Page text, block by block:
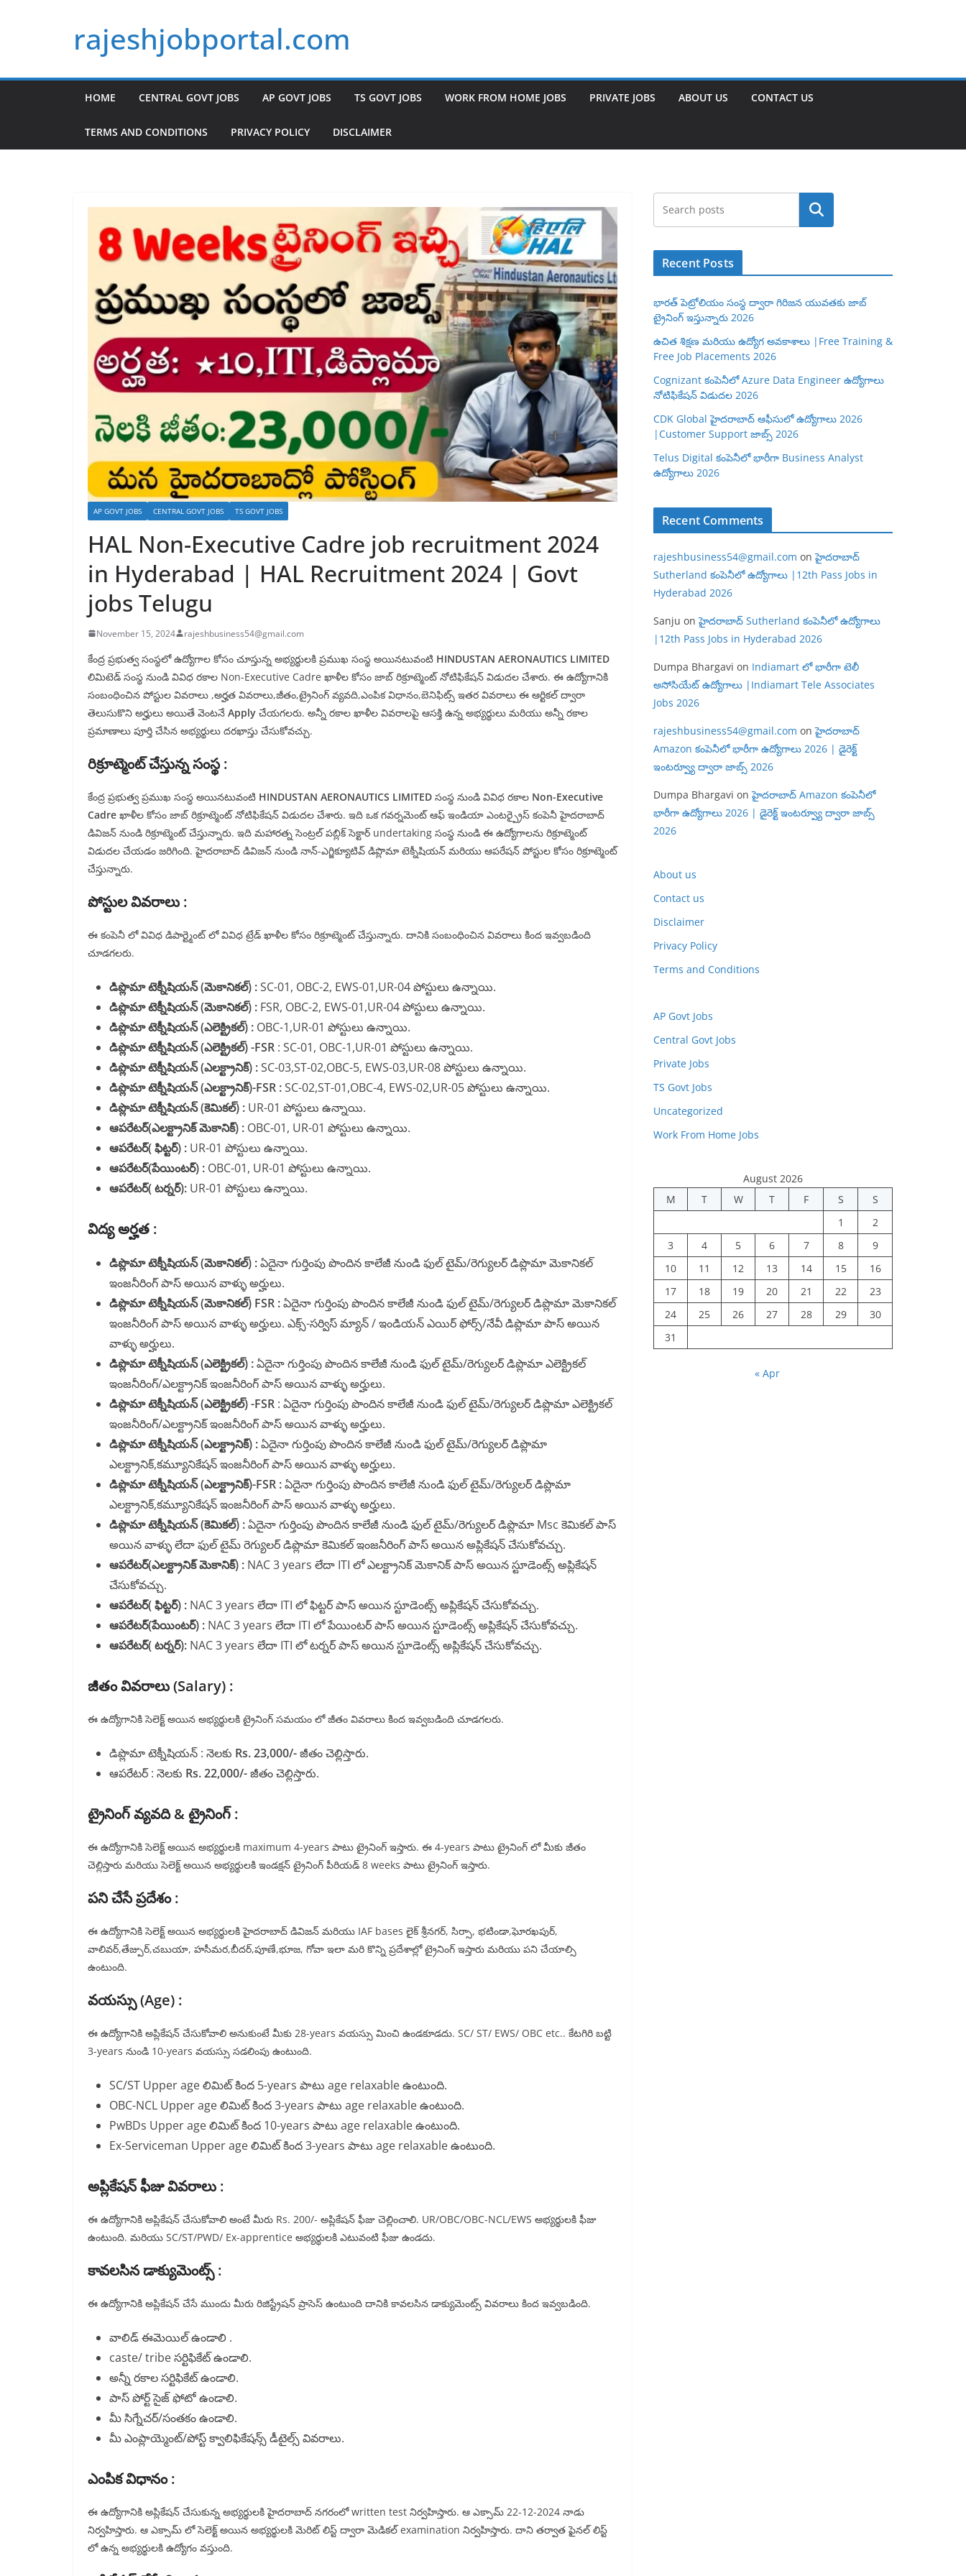
rajeshjobportal.com
HOME CENTRAL GOVT JOBS AP GOVT JOBS TS GOVT JOBS WORK FROM HOME JOBS PRIVATE JOBS ABOUT US CONTACT US
TERMS AND CONDITIONS PRIVACY POLICY DISCLAIMER
AP GOVT JOBS CENTRAL GOVT JOBS TS GOVT JOBS
HAL Non-Executive Cadre job recruitment 2024
in Hyderabad | HAL Recruitment 2024 | Govt
jobs Telugu
November 15, 2024 rajeshbusiness54@gmail.com
కేంద్ర ప్రభుత్వ సంస్థలో ఉద్యోగాల కోసం చూస్తున్న అభ్యర్థులకి ప్రముఖ సంస్థ అయినటువంటి HINDUSTAN AERONAUTICS LIMITED
లిమిటెడ్ సంస్థ నుండి వివిధ రకాల Non-Executive Cadre ఖాళీల కోసం జాబ్ రిక్రూట్మెంట్ నోటిఫికేషన్ విడుదల చేశారు. ఈ ఉద్యోగానికి
సంబంధించిన పోస్టుల వివరాలు ,అర్హత వివరాలు,జీతం,ట్రైనింగ్ వ్యవది,ఎంపిక విధానం,బెనిఫిట్స్ ఇతర వివరాలు ఈ ఆర్టికల్ ద్వారా
తెలుసుకొని అర్హులు అయితే వెంటనే Apply చేయగలరు. అన్నీ రకాల ఖాళీల వివరాలపై ఆసక్తి ఉన్న అభ్యర్థులు మరియు అన్నీ రకాల
ప్రమాణాలు పూర్తి చేసిన అభ్యర్థులు దరఖాస్తు చేసుకోవచ్చు.
రిక్రూట్మెంట్ చేస్తున్న సంస్థ :
కేంద్ర ప్రభుత్వ ప్రముఖ సంస్థ అయినటువంటి HINDUSTAN AERONAUTICS LIMITED సంస్థ నుండి వివిధ రకాల Non-Executive
Cadre ఖాళీల కోసం జాబ్ రిక్రూట్మెంట్ నోటిఫికేషన్ విడుదల చేశారు. ఇది ఒక గవర్నమెంట్ ఆఫ్ ఇండియా ఎంటర్ప్రైస్ కంపెనీ హైదరాబాద్
డివిజన్ నుండి రిక్రూట్మెంట్ చేస్తున్నారు. ఇది మహారత్న సెంట్రల్ పబ్లిక్ సెక్టార్ undertaking సంస్థ నుండి ఈ ఉద్యోగాలను రిక్రూట్మెంట్
విడుదల చేయడం జరిగింది. హైదరాబాద్ డివిజన్ నుండి నాన్-ఎగ్జిక్యూటివ్ డిప్లొమా టెక్నీషియన్ మరియు ఆపరేషన్ పోస్టుల కోసం రిక్రూట్మెంట్
చేస్తున్నారు.
పోస్టుల వివరాలు :
ఈ కంపెనీ లో వివిధ డిపార్ట్మెంట్ లో వివిధ ట్రేడ్ ఖాళీల కోసం రిక్రూట్మెంట్ చేస్తున్నారు. దానికి సంబంధించిన వివరాలు కింద ఇవ్వబడింది
చూడగలరు.
డిప్లొమా టెక్నీషియన్ (మెకానికల్) :SC-01, OBC-2, EWS-01,UR-04 పోస్టులు ఉన్నాయి.
డిప్లొమా టెక్నీషియన్ (మెకానికల్) : FSR, OBC-2, EWS-01,UR-04 పోస్టులు ఉన్నాయి.
డిప్లొమా టెక్నీషియన్ (ఎలెక్ట్రికల్) : OBC-1,UR-01 పోస్టులు ఉన్నాయి.
డిప్లొమా టెక్నీషియన్ (ఎలెక్ట్రికల్) -FSR : SC-01, OBC-1,UR-01 పోస్టులు ఉన్నాయి.
డిప్లొమా టెక్నీషియన్ (ఎలక్ట్రానిక్) :SC-03,ST-02,OBC-5, EWS-03,UR-08 పోస్టులు ఉన్నాయి.
డిప్లొమా టెక్నీషియన్ (ఎలక్ట్రానిక్)-FSR :SC-02,ST-01,OBC-4, EWS-02,UR-05 పోస్టులు ఉన్నాయి.
డిప్లొమా టెక్నీషియన్ (కెమికల్) : UR-01 పోస్టులు ఉన్నాయి.
ఆపరేటర్(ఎలక్ట్రానిక్ మెకానిక్) : OBC-01, UR-01 పోస్టులు ఉన్నాయి.
ఆపరేటర్( ఫిట్టర్) : UR-01 పోస్టులు ఉన్నాయి.
ఆపరేటర్(పేయింటర్) : OBC-01, UR-01 పోస్టులు ఉన్నాయి.
ఆపరేటర్( టర్నర్): UR-01 పోస్టులు ఉన్నాయి.
విద్య అర్హత :
డిప్లొమా టెక్నీషియన్ (మెకానికల్) :ఏదైనా గుర్తింపు పొందిన కాలేజీ నుండి ఫుల్ టైమ్/రెగ్యులర్ డిప్లొమా మెకానికల్
ఇంజనీరింగ్ పాస్ అయిన వాళ్ళు అర్హులు.
డిప్లొమా టెక్నీషియన్ (మెకానికల్) FSR :ఏదైనా గుర్తింపు పొందిన కాలేజీ నుండి ఫుల్ టైమ్/రెగ్యులర్ డిప్లొమా మెకానికల్
ఇంజనీరింగ్ పాస్ అయిన వాళ్ళు అర్హులు. ఎక్స్-సర్విస్ మ్యాన్ / ఇండియన్ ఎయిర్ ఫోర్స్/నేవీ డిప్లొమా పాస్ అయిన
వాళ్ళు అర్హులు.
డిప్లొమా టెక్నీషియన్ (ఎలెక్ట్రికల్) :ఏదైనా గుర్తింపు పొందిన కాలేజీ నుండి ఫుల్ టైమ్/రెగ్యులర్ డిప్లొమా ఎలెక్ట్రికల్
ఇంజనీరింగ్/ఎలక్ట్రానిక్ ఇంజనీరింగ్ పాస్ అయిన వాళ్ళు అర్హులు.
డిప్లొమా టెక్నీషియన్ (ఎలెక్ట్రికల్) -FSR : ఏదైనా గుర్తింపు పొందిన కాలేజీ నుండి ఫుల్ టైమ్/రెగ్యులర్ డిప్లొమా ఎలెక్ట్రికల్
ఇంజనీరింగ్/ఎలక్ట్రానిక్ ఇంజనీరింగ్ పాస్ అయిన వాళ్ళు అర్హులు.
డిప్లొమా టెక్నీషియన్ (ఎలక్ట్రానిక్) :ఏదైనా గుర్తింపు పొందిన కాలేజీ నుండి ఫుల్ టైమ్/రెగ్యులర్ డిప్లొమా
ఎలక్ట్రానిక్,కమ్యూనికేషన్ ఇంజనీరింగ్ పాస్ అయిన వాళ్ళు అర్హులు.
డిప్లొమా టెక్నీషియన్ (ఎలక్ట్రానిక్)-FSR :ఏదైనా గుర్తింపు పొందిన కాలేజీ నుండి ఫుల్ టైమ్/రెగ్యులర్ డిప్లొమా
ఎలక్ట్రానిక్,కమ్యూనికేషన్ ఇంజనీరింగ్ పాస్ అయిన వాళ్ళు అర్హులు.
డిప్లొమా టెక్నీషియన్ (కెమికల్) :ఏదైనా గుర్తింపు పొందిన కాలేజీ నుండి ఫుల్ టైమ్/రెగ్యులర్ డిప్లొమా Msc కెమికల్ పాస్
అయిన వాళ్ళు లేదా ఫుల్ టైమ్ రెగ్యులర్ డిప్లొమా కెమికల్ ఇంజనీరింగ్ పాస్ అయిన అప్లికేషన్ చేసుకోవచ్చు.
ఆపరేటర్(ఎలక్ట్రానిక్ మెకానిక్) : NAC 3 years లేదా ITI లో ఎలక్ట్రానిక్ మెకానిక్ పాస్ అయిన స్టూడెంట్స్ అప్లికేషన్
చేసుకోవచ్చు.
ఆపరేటర్( ఫిట్టర్) : NAC 3 years లేదా ITI లో ఫిట్టర్ పాస్ అయిన స్టూడెంట్స్ అప్లికేషన్ చేసుకోవచ్చు.
ఆపరేటర్(పేయింటర్) : NAC 3 years లేదా ITI లో పేయింటర్ పాస్ అయిన స్టూడెంట్స్ అప్లికేషన్ చేసుకోవచ్చు.
ఆపరేటర్( టర్నర్): NAC 3 years లేదా ITI లో టర్నర్ పాస్ అయిన స్టూడెంట్స్ అప్లికేషన్ చేసుకోవచ్చు.
జీతం వివరాలు (Salary) :
ఈ ఉద్యోగానికి సెలెక్ట్ అయిన అభ్యర్థులకి ట్రైనింగ్ సమయం లో జీతం వివరాలు కింద ఇవ్వబడింది చూడగలరు.
డిప్లొమా టెక్నీషియన్ : నెలకు Rs. 23,000/-జీతం చెల్లిస్తారు.
ఆపరేటర్ : నెలకు Rs. 22,000/-జీతం చెల్లిస్తారు.
ట్రైనింగ్ వ్యవది & ట్రైనింగ్ :
ఈ ఉద్యోగానికి సెలెక్ట్ అయిన అభ్యర్థులకి maximum 4-years పాటు ట్రైనింగ్ ఇస్తారు. ఈ 4-years పాటు ట్రైనింగ్ లో మీకు జీతం
చెల్లిస్తారు మరియు సెలెక్ట్ అయిన అభ్యర్థులకి ఇండక్షన్ ట్రైనింగ్ పీరియడ్ 8 weeks పాటు ట్రైనింగ్ ఇస్తారు.
పని చేసే ప్రదేశం :
ఈ ఉద్యోగానికి సెలెక్ట్ అయిన అభ్యర్థులకి హైదరాబాద్ డివిజన్ మరియు IAF bases లైక్ శ్రీనగర్, సిర్సా, భటిండా,ఘోరఖపుర్,
వాలివర్,తేజ్పుర్,చబుయా, హసీమర,బీదర్,పూణే,భూజ, గోవా ఇలా మరి కొన్ని ప్రదేశాల్లో ట్రైనింగ్ ఇస్తారు మరియు పని చేయాల్సి
ఉంటుంది.
వయస్సు (Age) :
ఈ ఉద్యోగానికి అప్లికేషన్ చేసుకోవాలి అనుకుంటే మీకు 28-years వయస్సు మించి ఉండకూడదు. SC/ ST/ EWS/ OBC etc.. కేటగిరి బట్టి
3-years నుండి 10-years వయస్సు సడలింపు ఉంటుంది.
SC/ST Upper age లిమిట్ కింద 5-years పాటు age relaxable ఉంటుంది.
OBC-NCL Upper age లిమిట్ కింద 3-years పాటు age relaxable ఉంటుంది.
PwBDs Upper age లిమిట్ కింద 10-years పాటు age relaxable ఉంటుంది.
Ex-Serviceman Upper age లిమిట్ కింద 3-years పాటు age relaxable ఉంటుంది.
అప్లికేషన్ ఫీజు వివరాలు :
ఈ ఉద్యోగానికి అప్లికేషన్ చేసుకోవాలి అంటే మీరు Rs. 200/- అప్లికేషన్ ఫీజు చెల్లించాలి. UR/OBC/OBC-NCL/EWS అభ్యర్థులకి ఫీజు
ఉంటుంది. మరియు SC/ST/PWD/ Ex-apprentice అభ్యర్థులకి ఎటువంటి ఫీజు ఉండదు.
కావలసిన డాక్యుమెంట్స్ :
ఈ ఉద్యోగానికి అప్లికేషన్ చేసే ముందు మీరు రిజిస్ట్రేషన్ ప్రాసెస్ ఉంటుంది దానికి కావలసిన డాక్యుమెంట్స్ వివరాలు కింద ఇవ్వబడింది.
వాలిడ్ ఈమెయిల్ ఉండాలి .
caste/ tribe సర్టిఫికేట్ ఉండాలి.
అన్నీ రకాల సర్టిఫికేట్ ఉండాలి.
పాస్ పోర్ట్ సైజ్ ఫోటో ఉండాలి.
మీ సిగ్నేచర్/సంతకం ఉండాలి.
మీ ఎంప్లాయ్మెంట్/పోస్ట్ క్వాలిఫికేషన్స్ డీటైల్స్ వివరాలు.
ఎంపిక విధానం :
ఈ ఉద్యోగానికి అప్లికేషన్ చేసుకున్న అభ్యర్థులకి హైదరాబాద్ నగరంలో written test నిర్వహిస్తారు. ఆ ఎక్సామ్ 22-12-2024 నాడు
నిర్వహిస్తారు. ఆ ఎక్సామ్ లో సెలెక్ట్ అయిన అభ్యర్థులకి మెరిట్ లిస్ట్ ద్వారా మెడికల్ examination నిర్వహిస్తారు. దాని తర్వాత ఫైనల్ లిస్ట్
లో ఉన్న అభ్యర్థులకి ఉద్యోగం వస్తుంది.
Search
Recent Posts
భారత్ పెట్రోలియం సంస్థ ద్వారా గిరిజన యువతకు జాబ్
ట్రైనింగ్ ఇస్తున్నారు 2026
ఉచిత శిక్షణ మరియు ఉద్యోగ అవకాశాలు |Free Training &
Free Job Placements 2026
Cognizant కంపెనీలో Azure Data Engineer ఉద్యోగాలు
నోటిఫికేషన్ విడుదల 2026
CDK Global హైదరాబాద్ ఆఫీసులో ఉద్యోగాలు 2026
|Customer Support జాబ్స్ 2026
Telus Digital కంపెనీలో భారీగా Business Analyst
ఉద్యోగాలు 2026
Recent Comments
rajeshbusiness54@gmail.com onహైదరాబాద్
Sutherland కంపెనీలో ఉద్యోగాలు |12th Pass Jobs in
Hyderabad 2026
Sanju onహైదరాబాద్ Sutherland కంపెనీలో ఉద్యోగాలు
|12th Pass Jobs in Hyderabad 2026
Dumpa Bhargavi on Indiamart లో భారీగా టెలీ
అసోసియేట్ ఉద్యోగాలు |Indiamart Tele Associates
Jobs 2026
rajeshbusiness54@gmail.com onహైదరాబాద్
Amazon కంపెనీలో భారీగా ఉద్యోగాలు 2026 | డైరెక్ట్
ఇంటర్వ్యూ ద్వారా జాబ్స్ 2026
Dumpa Bhargavi onహైదరాబాద్ Amazon కంపెనీలో
భారీగా ఉద్యోగాలు 2026 | డైరెక్ట్ ఇంటర్వ్యూ ద్వారా జాబ్స్
2026
About us
Contact us
Disclaimer
Privacy Policy
Terms and Conditions
AP Govt Jobs
Central Govt Jobs
Private Jobs
TS Govt Jobs
Uncategorized
Work From Home Jobs
August 2026
M
T W T F S
S
1
2
3
4 5 6 7 8
9
10
11 12 13 14 15
16
17
18 19 20 21 22
23
24
25 26 27 28 29
30
31
« Apr